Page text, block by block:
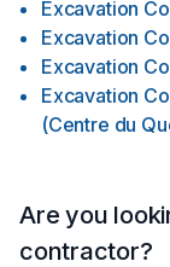
Excavation
Excavation
Excavation
Excavation
(Centre du
Are you
contractor?